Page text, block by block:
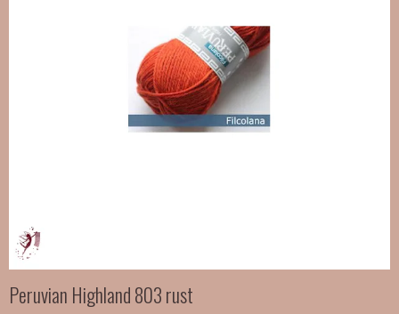
Peruvian Highland 803 rust